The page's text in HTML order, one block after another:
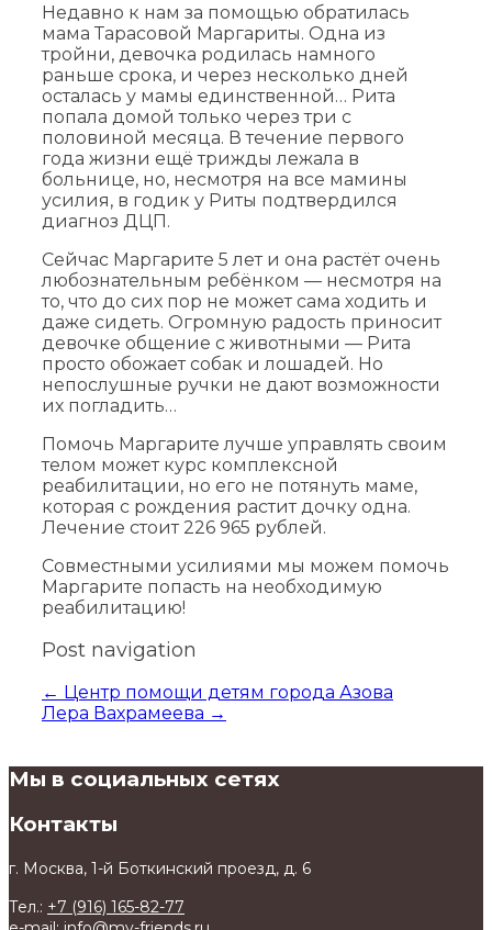
Недавно к нам за помощью обратилась
мама Тарасовой Маргариты. Одна из
тройни, девочка родилась намного
раньше срока, и через несколько дней
осталась у мамы единственной… Рита
попала домой только через три с
половиной месяца. В течение первого
года жизни ещё трижды лежала в
больнице, но, несмотря на все мамины
усилия, в годик у Риты подтвердился
диагноз ДЦП.
Сейчас Маргарите 5 лет и она растёт очень
любознательным ребёнком — несмотря на
то, что до сих пор не может сама ходить и
даже сидеть. Огромную радость приносит
девочке общение с животными — Рита
просто обожает собак и лошадей. Но
непослушные ручки не дают возможности
их погладить…
Помочь Маргарите лучше управлять своим
телом может курс комплексной
реабилитации, но его не потянуть маме,
которая с рождения растит дочку одна.
Лечение стоит 226 965 рублей.
Совместными усилиями мы можем помочь
Маргарите попасть на необходимую
реабилитацию!
Post navigation
← Центр помощи детям города Азова
Лера Вахрамеева →
Мы в социальных сетях
Контакты
г. Москва, 1-й Боткинский проезд, д. 6
Тел.: +7 (916) 165-82-77